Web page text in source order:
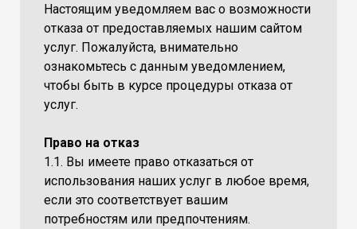
Настоящим уведомляем вас о возможности
отказа от предоставляемых нашим сайтом
услуг. Пожалуйста, внимательно
ознакомьтесь с данным уведомлением,
чтобы быть в курсе процедуры отказа от
услуг.
Право на отказ
1.1. Вы имеете право отказаться от
использования наших услуг в любое время,
если это соответствует вашим
потребностям или предпочтениям.